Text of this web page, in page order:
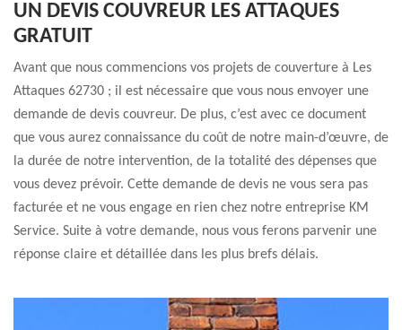
UN DEVIS COUVREUR LES ATTAQUES
GRATUIT
Avant que nous commencions vos projets de couverture à Les
Attaques 62730 ; il est nécessaire que vous nous envoyer une
demande de devis couvreur. De plus, c’est avec ce document
que vous aurez connaissance du coût de notre main-d’œuvre, de
la durée de notre intervention, de la totalité des dépenses que
vous devez prévoir. Cette demande de devis ne vous sera pas
facturée et ne vous engage en rien chez notre entreprise KM
Service. Suite à votre demande, nous vous ferons parvenir une
réponse claire et détaillée dans les plus brefs délais.